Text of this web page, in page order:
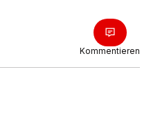
Kommentieren